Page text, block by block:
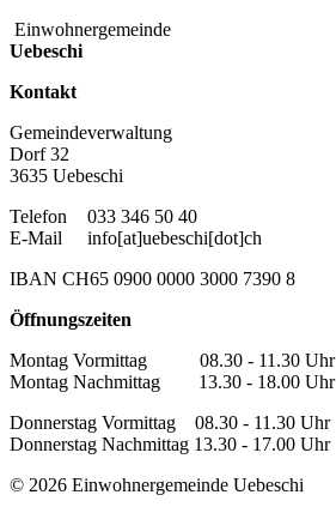
Einwohnergemeinde
Uebeschi
Kontakt
Gemeindeverwaltung
Dorf 32
3635 Uebeschi
Telefon
033 346 50 40
E-Mail
info[at]uebeschi[dot]ch
IBAN CH65 0900 0000 3000 7390 8
Öffnungszeiten
Montag Vormittag 08.30 - 11.30 Uhr
Montag Nachmittag 13.30 - 18.00 Uhr
Donnerstag Vormittag 08.30 - 11.30 Uhr
Donnerstag Nachmittag 13.30 - 17.00 Uhr
© 2026 Einwohnergemeinde Uebeschi